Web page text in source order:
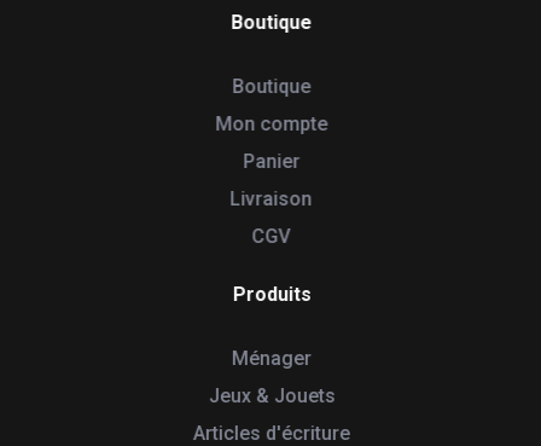
Boutique
Boutique
Mon compte
Panier
Livraison
CGV
Produits
Ménager
Jeux & Jouets
Articles d'écriture